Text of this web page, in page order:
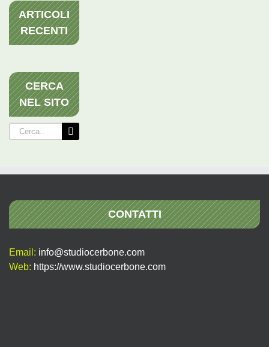
ARTICOLI
RECENTI
CERCA
NEL SITO
Cerca
per:
CONTATTI
Email: info@studiocerbone.com
Web: https://www.studiocerbone.com